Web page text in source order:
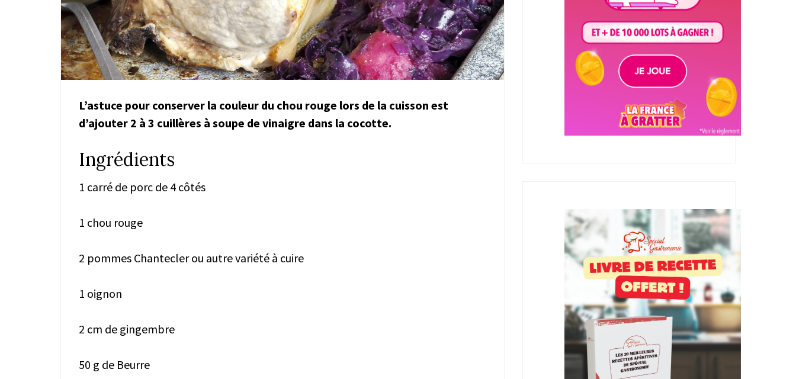
L’astuce pour conserver la couleur du chou rouge lors de la cuisson est
d’ajouter 2 à 3 cuillères à soupe de vinaigre dans la cocotte.
Ingrédients
1 carré de porc de 4 côtés
1 chou rouge
2 pommes Chantecler ou autre variété à cuire
1 oignon
2 cm de gingembre
50 g de Beurre